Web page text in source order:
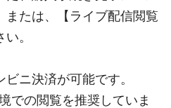
または、【ライブ配信閲覧
。
ニ決済が可能です。
での閲覧を推奨していま